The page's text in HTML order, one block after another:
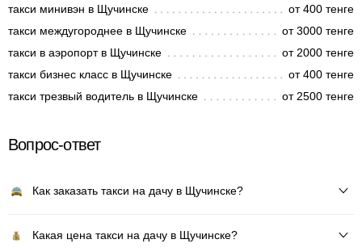
такси минивэн в Щучинске
от 400 тенге
такси междугороднее в Щучинске
от 3000 тенге
такси в аэропорт в Щучинске
от 2000 тенге
такси бизнес класс в Щучинске
от 400 тенге
такси трезвый водитель в Щучинске
от 2500 тенге
Вопрос-ответ
Как заказать такси на дачу в Щучинске?
Какая цена такси на дачу в Щучинске?